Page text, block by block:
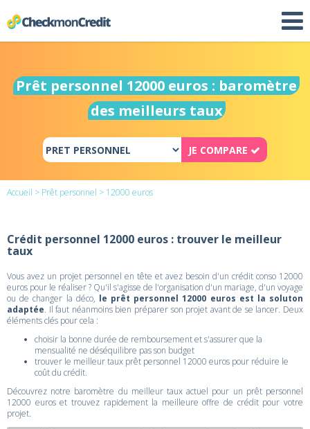
Prêt personnel 12000 euros : baromètre
des meilleurs taux
JE COMPARE
Accueil > Prêt personnel > 12000 euros
Crédit personnel 12000 euros : trouver le meilleur
taux
Vous avez un projet personnel en tête et avez besoin d'un crédit conso 12000
euros pour le réaliser ? Qu'il s'agisse de l'organisation d'un mariage, d'un voyage
ou de changer la déco, le prêt personnel 12000 euros est la soluton
adaptée. Il faut néanmoins bien préparer son projet avant de se lancer. Deux
éléments clés pour cela :
choisir la bonne durée de remboursement et s'assurer que la
mensualité ne déséquilibre pas son budget
trouver le meilleur taux prêt personnel 12000 euros pour réduire le
coût du crédit.
Découvrez notre baromètre du meilleur taux actuel pour un prêt personnel
12000 euros et trouvez rapidement la meilleure offre de crédit pour votre
projet.